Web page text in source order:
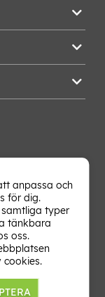
och
Signa upp på
anpassa och
för dig.
typer
tänkbara
oss.